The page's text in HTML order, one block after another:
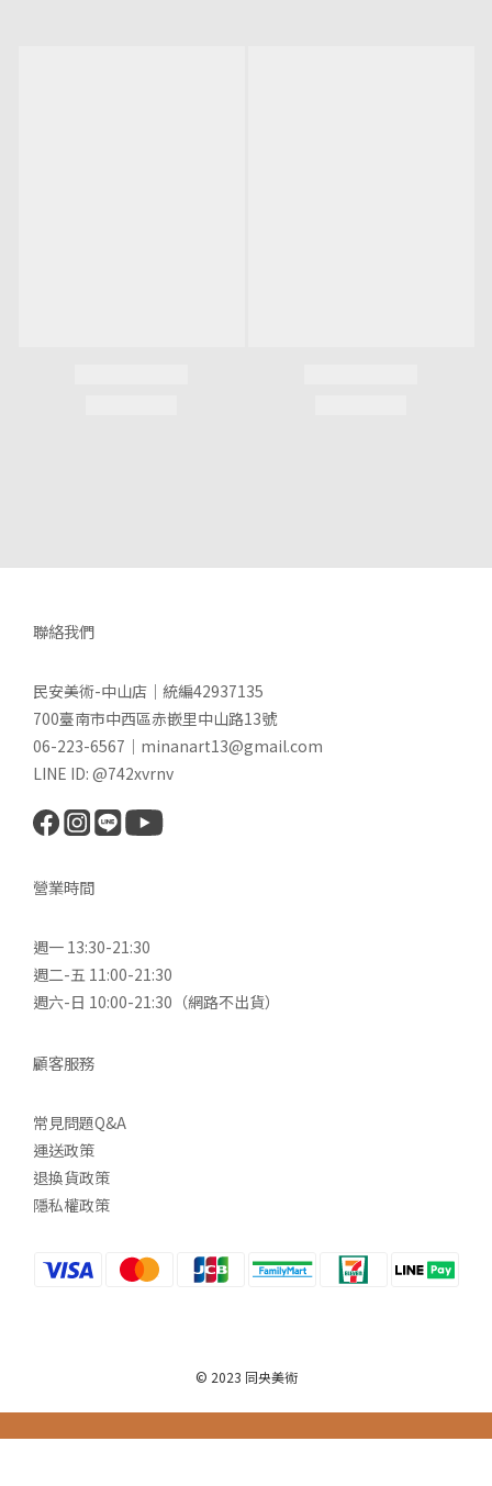
聯絡我們
民安美術-中山店｜統編42937135
700臺南市中西區赤嵌里中山路13號
06-223-6567｜minanart13@gmail.com
LINE ID: @742xvrnv
營業時間
週一 13:30-21:30
週二-五 11:00-21:30
週六-日 10:00-21:30（網路不出貨）
顧客服務
常見問題Q&A
運送政策
退換貨政策
隱私權政策
© 2023 同央美術